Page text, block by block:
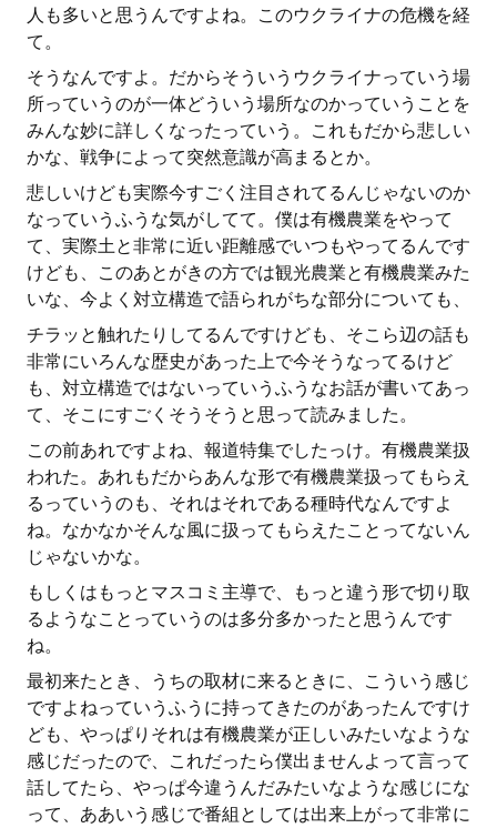
人も多いと思うんですよね。このウクライナの危機を経
て。
そうなんですよ。だからそういうウクライナっていう場
所っていうのが一体どういう場所なのかっていうことを
みんな妙に詳しくなったっていう。これもだから悲しい
かな、戦争によって突然意識が高まるとか。
悲しいけども実際今すごく注目されてるんじゃないのか
なっていうふうな気がしてて。僕は有機農業をやって
て、実際土と非常に近い距離感でいつもやってるんです
けども、このあとがきの方では観光農業と有機農業みた
いな、今よく対立構造で語られがちな部分についても、
チラッと触れたりしてるんですけども、そこら辺の話も
非常にいろんな歴史があった上で今そうなってるけど
も、対立構造ではないっていうふうなお話が書いてあっ
て、そこにすごくそうそうと思って読みました。
この前あれですよね、報道特集でしたっけ。有機農業扱
われた。あれもだからあんな形で有機農業扱ってもらえ
るっていうのも、それはそれである種時代なんですよ
ね。なかなかそんな風に扱ってもらえたことってないん
じゃないかな。
もしくはもっとマスコミ主導で、もっと違う形で切り取
るようなことっていうのは多分多かったと思うんです
ね。
最初来たとき、うちの取材に来るときに、こういう感じ
ですよねっていうふうに持ってきたのがあったんですけ
ども、やっぱりそれは有機農業が正しいみたいなような
感じだったので、これだったら僕出ませんよって言って
話してたら、やっぱ今違うんだみたいなような感じにな
って、ああいう感じで番組としては出来上がって非常に